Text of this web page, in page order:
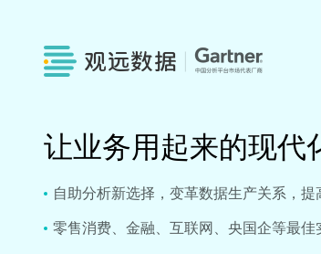
让业务用起来的现代
自助分析新选择，变革数据生产关系，提
零售消费、金融、互联网、央国企等最佳